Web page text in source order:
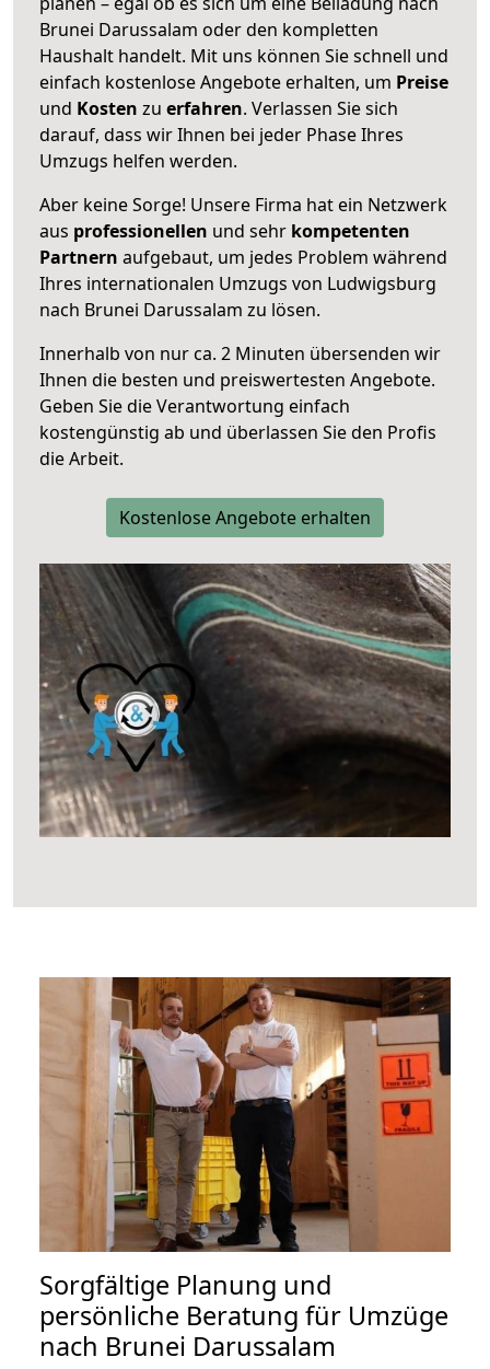
Brunei Darussalam oder den kompletten
Haushalt handelt. Mit uns können Sie schnell und
einfach kostenlose Angebote erhalten, um Preise
und Kosten zu erfahren. Verlassen Sie sich
darauf, dass wir Ihnen bei jeder Phase Ihres
Umzugs helfen werden.
Aber keine Sorge! Unsere Firma hat ein Netzwerk
aus professionellen und sehr kompetenten
Partnern aufgebaut, um jedes Problem während
Ihres internationalen Umzugs von Ludwigsburg
nach Brunei Darussalam zu lösen.
Innerhalb von nur ca. 2 Minuten übersenden wir
Ihnen die besten und preiswertesten Angebote.
Geben Sie die Verantwortung einfach
kostengünstig ab und überlassen Sie den Profis
die Arbeit.
Kostenlose Angebote erhalten
Sorgfältige Planung und
persönliche Beratung für Umzüge
nach Brunei Darussalam